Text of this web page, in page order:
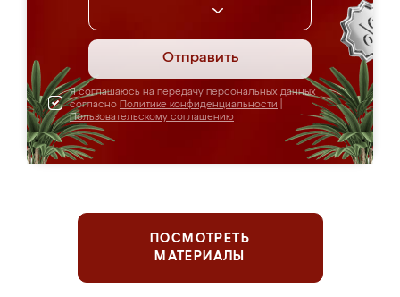
Отправить
Я соглашаюсь на передачу персональных данных
согласно Политике конфиденциальности
Пользовательскому соглашению
ПОСМОТРЕТЬ
МАТЕРИАЛЫ